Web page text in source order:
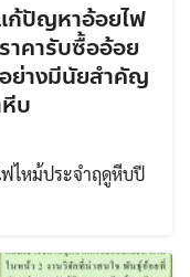
ก้ปัญหาอ้อยไฟ
คารับซื้ออ้อย
ย่างมีนัยสำคัญ
บ
ไหม้ประจำฤดูหีบปี